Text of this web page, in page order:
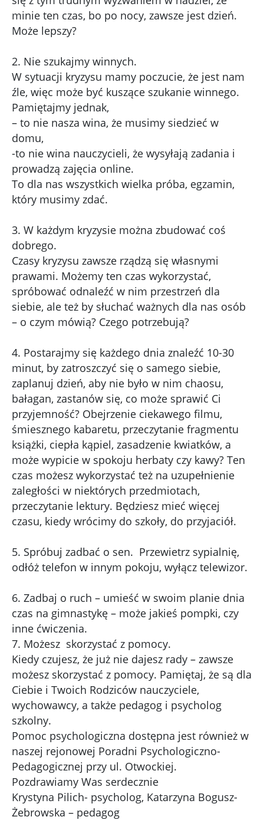
minie ten czas, bo po nocy, zawsze jest dzień.
Może lepszy?
2. Nie szukajmy winnych.
W sytuacji kryzysu mamy poczucie, że jest nam
źle, więc może być kuszące szukanie winnego.
Pamiętajmy jednak,
– to nie nasza wina, że musimy siedzieć w
domu,
-to nie wina nauczycieli, że wysyłają zadania i
prowadzą zajęcia online.
To dla nas wszystkich wielka próba, egzamin,
który musimy zdać.
3. W każdym kryzysie można zbudować coś
dobrego.
Czasy kryzysu zawsze rządzą się własnymi
prawami. Możemy ten czas wykorzystać,
spróbować odnaleźć w nim przestrzeń dla
siebie, ale też by słuchać ważnych dla nas osób
– o czym mówią? Czego potrzebują?
4. Postarajmy się każdego dnia znaleźć 10-30
minut, by zatroszczyć się o samego siebie,
zaplanuj dzień, aby nie było w nim chaosu,
bałagan, zastanów się, co może sprawić Ci
przyjemność? Obejrzenie ciekawego filmu,
śmiesznego kabaretu, przeczytanie fragmentu
książki, ciepła kąpiel, zasadzenie kwiatków, a
może wypicie w spokoju herbaty czy kawy? Ten
czas możesz wykorzystać też na uzupełnienie
zaległości w niektórych przedmiotach,
przeczytanie lektury. Będziesz mieć więcej
czasu, kiedy wrócimy do szkoły, do przyjaciół.
5. Spróbuj zadbać o sen. Przewietrz sypialnię,
odłóż telefon w innym pokoju, wyłącz telewizor.
6. Zadbaj o ruch – umieść w swoim planie dnia
czas na gimnastykę – może jakieś pompki, czy
inne ćwiczenia.
7. Możesz skorzystać z pomocy.
Kiedy czujesz, że już nie dajesz rady – zawsze
możesz skorzystać z pomocy. Pamiętaj, że są dla
Ciebie i Twoich Rodziców nauczyciele,
wychowawcy, a także pedagog i psycholog
szkolny.
Pomoc psychologiczna dostępna jest również w
naszej rejonowej Poradni Psychologiczno-
Pedagogicznej przy ul. Otwockiej.
Pozdrawiamy Was serdecznie
Krystyna Pilich- psycholog, Katarzyna Bogusz-
Żebrowska – pedagog